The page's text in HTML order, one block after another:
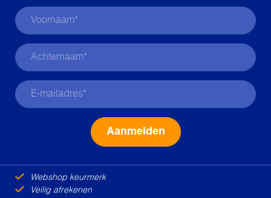
Webshop keurmerk
Veilig afrekenen